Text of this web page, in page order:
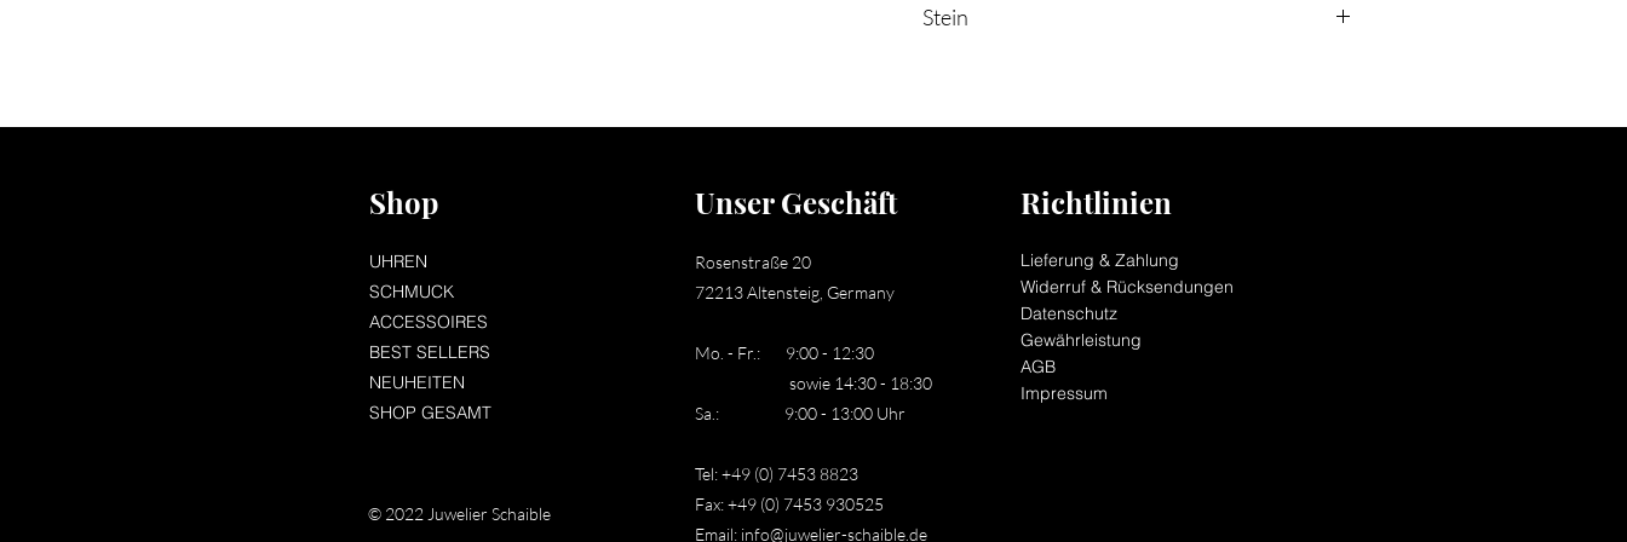
Stein
Shop
UHREN
SCHMUCK
ACCESSOIRES
BEST SELLERS
NEUHEITEN
SHOP GESAMT
© 2022 Juwelier Schaible
Unser Geschäft
Rosenstraße 20
72213 Altensteig, Germany
Mo. - Fr.: 9:00 - 12:30
sowie 14:30 - 18:30
Sa.: 9:00 - 13:00 Uhr
Tel: +49 (0) 7453 8823
Fax: +49 (0) 7453 930525
Email: info@juwelier-schaible.de
Richtlinien
Lieferung & Zahlung
Widerruf & Rücksendungen
Datenschutz
Gewährleistung
AGB
Impressum